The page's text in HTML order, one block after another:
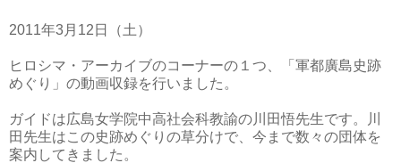
2011年3月12日（土）
ヒロシマ・アーカイブのコーナーの１つ、「軍都廣島史跡
めぐり」の動画収録を行いました。
ガイドは広島女学院中高社会科教諭の川田悟先生です。川
田先生はこの史跡めぐりの草分けで、今まで数々の団体を
案内してきました。